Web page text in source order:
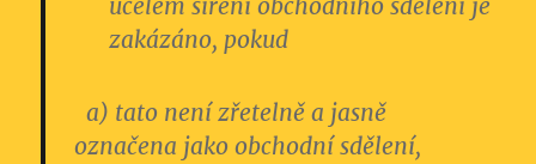
účelem šíření obchodního sdělení je
zakázáno, pokud
a) tato není zřetelně a jasně
označena jako obchodní sdělení,